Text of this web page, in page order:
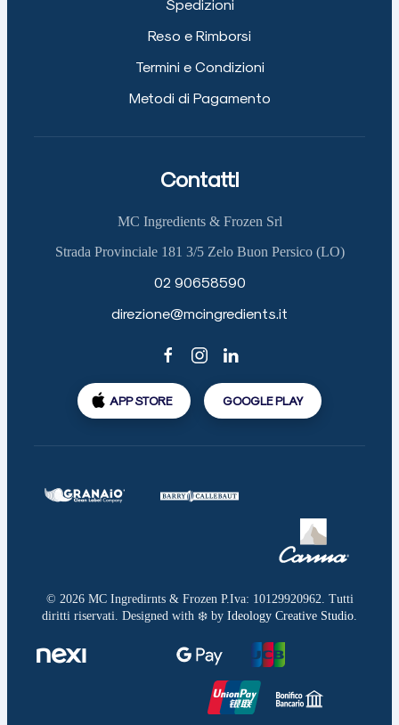
Spedizioni
Reso e Rimborsi
Termini e Condizioni
Metodi di Pagamento
Contatti
MC Ingredients & Frozen Srl
Strada Provinciale 181 3/5 Zelo Buon Persico (LO)
02 90658590
direzione@mcingredients.it
APP STORE GOOGLE PLAY
© 2026MC Ingredirnts & Frozen P.Iva: 10129920962. Tutti
diritti riservati. Designed with ❄️ by Ideology Creative Studio